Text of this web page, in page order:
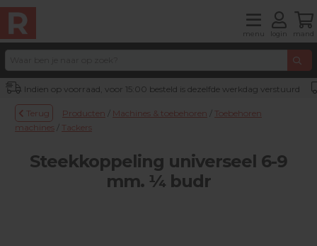
menu login mand
Indien op voorraad, voor 15:00 besteld is dezelfde werkdag verstuurd
Terug Producten / Machines & toebehoren / Toebehoren
machines / Tackers
Steekkoppeling universeel 6-9
mm. ¼ budr